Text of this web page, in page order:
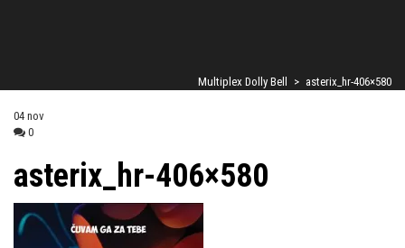
Multiplex Dolly Bell > asterix_hr-406×580
04 nov
0
asterix_hr-406×580